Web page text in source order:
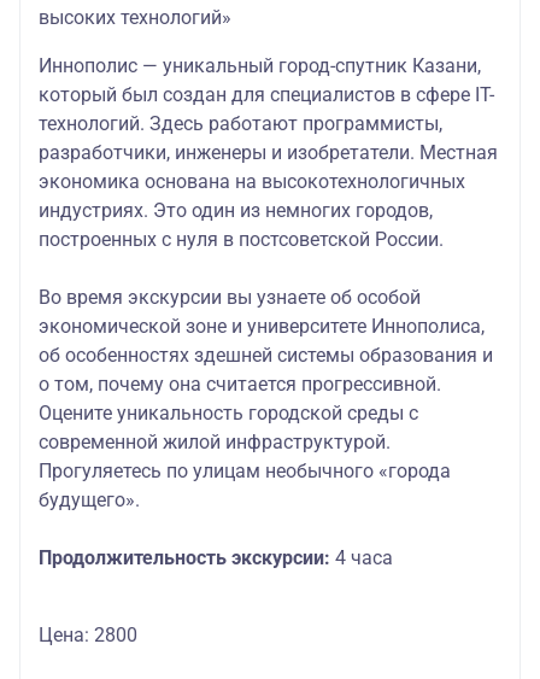
высоких технологий»
Иннополис — уникальный город-спутник Казани,
который был создан для специалистов в сфере IT-
технологий. Здесь работают программисты,
разработчики, инженеры и изобретатели. Местная
экономика основана на высокотехнологичных
индустриях. Это один из немногих городов,
построенных с нуля в постсоветской России.
Во время экскурсии вы узнаете об особой
экономической зоне и университете Иннополиса,
об особенностях здешней системы образования и
о том, почему она считается прогрессивной.
Оцените уникальность городской среды с
современной жилой инфраструктурой.
Прогуляетесь по улицам необычного «города
будущего».
Продолжительность экскурсии: 4 часа
Цена: 2800